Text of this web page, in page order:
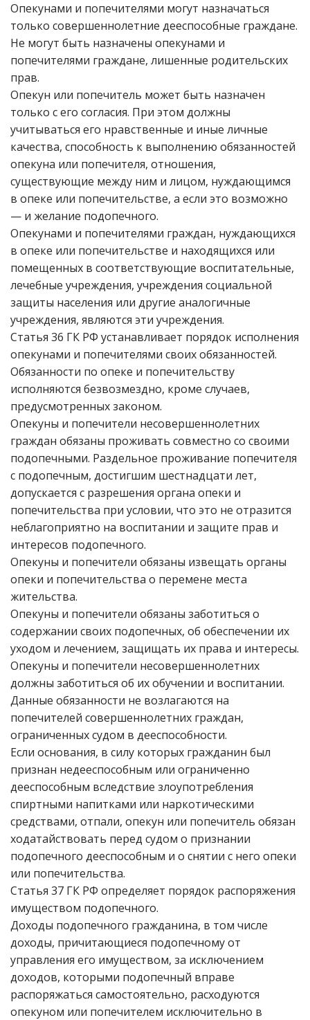
Опекунами и попечителями могут назначаться
только совершеннолетние дееспособные граждане.
Не могут быть назначены опекунами и
попечителями граждане, лишенные родительских
прав.
Опекун или попечитель может быть назначен
только с его согласия. При этом должны
учитываться его нравственные и иные личные
качества, способность к выполнению обязанностей
опекуна или попечителя, отношения,
существующие между ним и лицом, нуждающимся
в опеке или попечительстве, а если это возможно
— и желание подопечного.
Опекунами и попечителями граждан, нуждающихся
в опеке или попечительстве и находящихся или
помещенных в соответствующие воспитательные,
лечебные учреждения, учреждения социальной
защиты населения или другие аналогичные
учреждения, являются эти учреждения.
Статья 36 ГК РФ устанавливает порядок исполнения
опекунами и попечителями своих обязанностей.
Обязанности по опеке и попечительству
исполняются безвозмездно, кроме случаев,
предусмотренных законом.
Опекуны и попечители несовершеннолетних
граждан обязаны проживать совместно со своими
подопечными. Раздельное проживание попечителя
с подопечным, достигшим шестнадцати лет,
допускается с разрешения органа опеки и
попечительства при условии, что это не отразится
неблагоприятно на воспитании и защите прав и
интересов подопечного.
Опекуны и попечители обязаны извещать органы
опеки и попечительства о перемене места
жительства.
Опекуны и попечители обязаны заботиться о
содержании своих подопечных, об обеспечении их
уходом и лечением, защищать их права и интересы.
Опекуны и попечители несовершеннолетних
должны заботиться об их обучении и воспитании.
Данные обязанности не возлагаются на
попечителей совершеннолетних граждан,
ограниченных судом в дееспособности.
Если основания, в силу которых гражданин был
признан недееспособным или ограниченно
дееспособным вследствие злоупотребления
спиртными напитками или наркотическими
средствами, отпали, опекун или попечитель обязан
ходатайствовать перед судом о признании
подопечного дееспособным и о снятии с него опеки
или попечительства.
Статья 37 ГК РФ определяет порядок распоряжения
имуществом подопечного.
Доходы подопечного гражданина, в том числе
доходы, причитающиеся подопечному от
управления его имуществом, за исключением
доходов, которыми подопечный вправе
распоряжаться самостоятельно, расходуются
опекуном или попечителем исключительно в